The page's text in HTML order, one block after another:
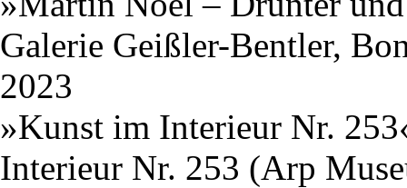
Galerie Geißler-Bentler,
2023
»Kunst im Interieur Nr.
Interieur Nr. 253 (Arp